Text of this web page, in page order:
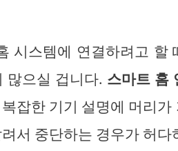
시스템에 연결하려고 할
많으실 겁니다. 스마트 홈
잡한 기기 설명에 머리가
서 중단하는 경우가 허